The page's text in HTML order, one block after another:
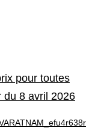
pour toutes
du 8 avril 2026